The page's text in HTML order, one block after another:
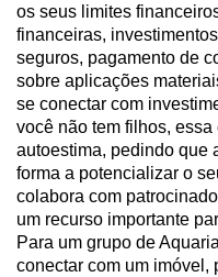
os seus limites
financeiras,
seguros, pagamento de
sobre aplicações
se conectar com
você não tem filhos,
autoestima, pedindo que
forma a potencializar o
colabora com
um recurso importante
Para um grupo de
conectar com um imóvel,